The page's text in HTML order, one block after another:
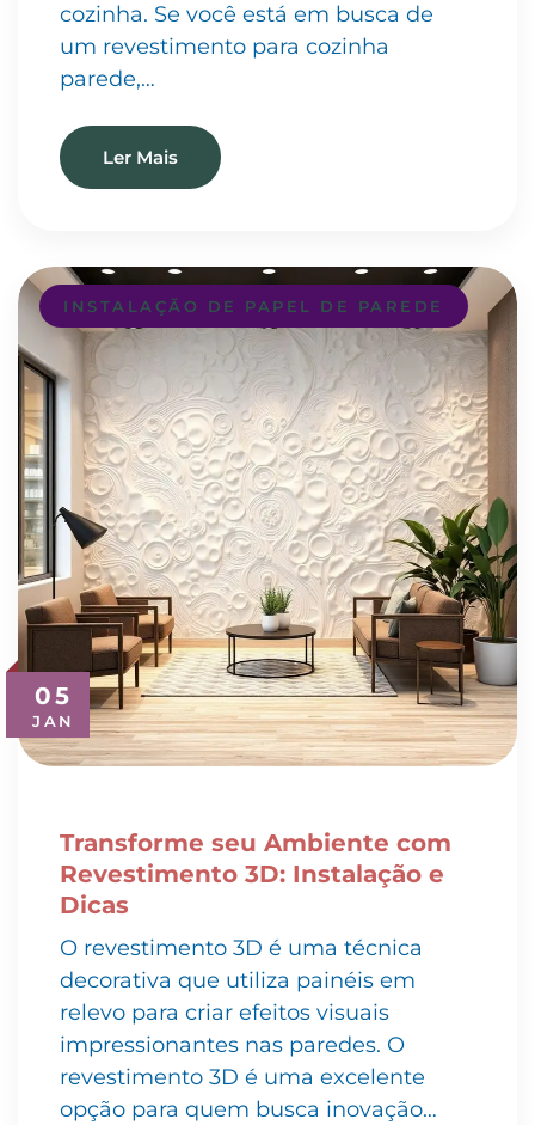
cozinha. Se você está em busca de
um revestimento para cozinha
parede,…
Ler Mais
05
JAN
INSTALAÇÃO DE PAPEL DE PAREDE
Transforme seu Ambiente com
Revestimento 3D: Instalação e
Dicas
O revestimento 3D é uma técnica
decorativa que utiliza painéis em
relevo para criar efeitos visuais
impressionantes nas paredes. O
revestimento 3D é uma excelente
opção para quem busca inovação…